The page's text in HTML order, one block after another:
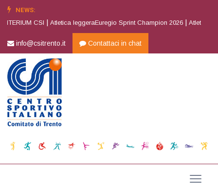
NEWS:
CSI |Atletica leggeraEuregio Sprint Champion 2026 |Atletica
info@csitrento.it Contattaci in chat